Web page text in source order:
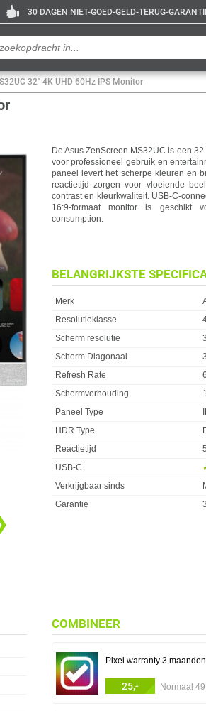
30 DAGEN NIET-GOED-GELD-TERUG-
32" 4K UHD 60Hz IPS Monitor
De Asus ZenScreen MS32UC is een
voor professioneel gebruik en
paneel levert het scherpe kleuren en
reactietijd zorgen voor vloeiende
contrast en kleurkwaliteit. USB-C-
16:9-formaat monitor is geschikt
consumption.
BELANGRIJKSTE
Eigenschap
Merk
Resolutieklasse
Scherm resolutie
Scherm Diagonaal
Refresh Rate
Schermverhouding
Paneel Type
HDR Type
Reactietijd
USB-C
Verkrijgbaar sinds
Garantie
COMBINEER
Pixel warranty 3 maanden
25,- Normaal